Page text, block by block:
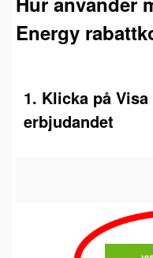
Energy
1. Klicka på
erbjudandet